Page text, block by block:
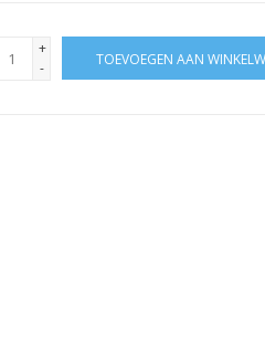
+
-
TOEVOEGEN AAN